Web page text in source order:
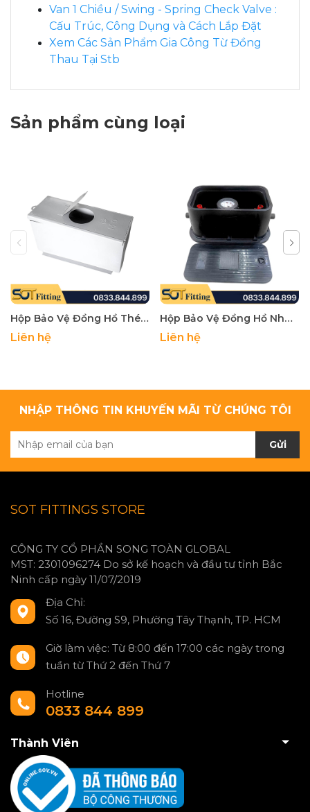
Van 1 Chiều / Swing - Spring Check Valve :
Cấu Trúc, Công Dụng và Cách Lắp Đặt
Xem Các Sản Phẩm Gia Công Từ Đồng
Thau Tại Stb
Sản phẩm cùng loại
Hộp Bảo Vệ Đồng Hồ Thép MD - Water Meter Box, Mh Brand, Made Of Steel
Liên hệ
Hộp Bảo Vệ Đồng Hồ Nhựa MH - Water Meter Box, Made Of PP Plastic
Liên hệ
NHẬP THÔNG TIN KHUYẾN MÃI TỪ CHÚNG TÔI
Gửi
SOT FITTINGS STORE
CÔNG TY CỔ PHẦN SONG TOÀN GLOBAL
MST: 2301096274 Do sở kế hoạch và đầu tư tỉnh Bắc
Ninh cấp ngày 11/07/2019
Địa Chỉ:
Số 16, Đường S9, Phường Tây Thạnh, TP. HCM
Giờ làm việc: Từ 8:00 đến 17:00 các ngày trong
tuần từ Thứ 2 đến Thứ 7
Hotline
0833 844 899
Thành Viên